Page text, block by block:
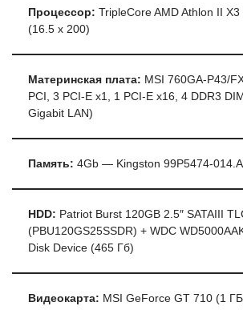
Процессор: TripleCore AMD Athlon II
(16.5 x 200)
Материнская плата: MSI 760GA-P43/
PCI, 3 PCI-E x1, 1 PCI-E x16, 4 DDR3
Gigabit LAN)
Память: 4Gb — Kingston 99P5474-
HDD: Patriot Burst 120GB 2.5″ SATAIII
(PBU120GS25SSDR) + WDC
Disk Device (465 Гб)
Видеокарта: MSI GeForce GT 710 (1